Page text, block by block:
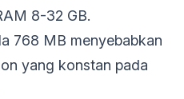
8-32 GB.
768 MB menyebabkan
yang konstan pada